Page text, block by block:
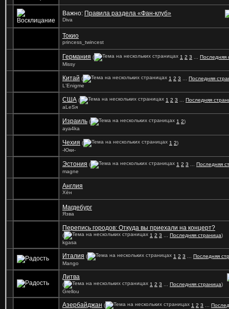
Важно: Правила раздела «Фан-клуб»
Diva
Токио
princess_twincest
Германия ( 1 2 3
Последняя
Missy
Китай ( 1 2 3
Последняя
L'Enigme
США ( 1 2 3
Последняя
аLеSя
Израиль ( 1 2)
aya4ka
Чехия ( 1 2)
-Юки-
Эстония ( 1 2 3
Последняя
magne
Англия
Хён
Магдебург
Язва
Перепись городов: Откуда вы приехали на концерт?
( 1 2 3 Последняя страница)
kgasa
Италия ( 1 2 3
Последняя
Mango
Литва
( 1 2 3 Последняя страница)
Grellou
Азербайджан ( 1 2 3